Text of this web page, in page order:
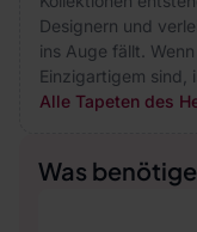
Designern und
ins Auge fällt.
Einzigartigem sind,
Alle Tapeten des
Was